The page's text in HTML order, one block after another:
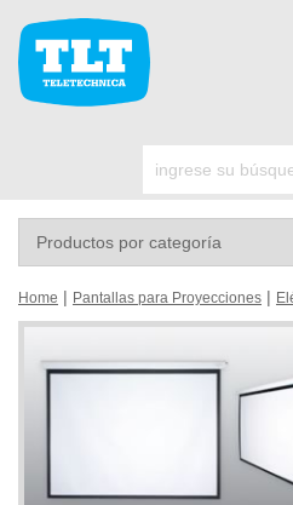
Home | Pantallas para Proyecciones |